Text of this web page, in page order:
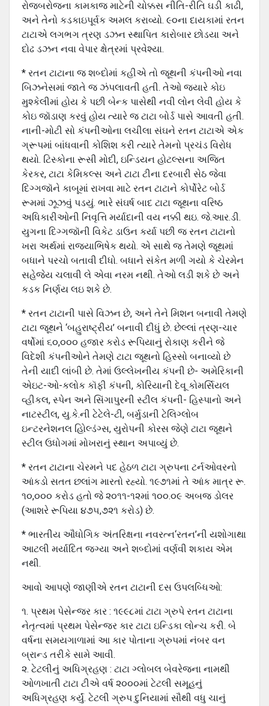
રોજબરોજના કામકાજ માટેની ચોક્કસ નીતિ-રીતિ ઘડી કાઢી,
અને તેનો કડકાઇપૂર્વક અમલ કરાવ્યો. ૯૦ના દાયકામાં રતન
ટાટાએ લગભગ ત્રણ ડઝન સ્થાપિત કારોબાર છોડયા અને
દોઢ ડઝન નવા વેપાર ક્ષેત્રમાં પ્રવેશ્યા.
* રતન ટાટાના જ શબ્દોમાં કહીએ તો જૂથની કંપનીઓ નવા
બિઝનેસમાં જાતે જ ઝંપલાવતી હતી. તેઓ જયારે કોઇ
મુશ્કેલીમાં હોય કે પછી બેન્ક પાસેથી નવી લોન લેવી હોય કે
કોઇ જૉડાણ કરવું હોય ત્યારે જ ટાટા બોર્ડ પાસે આવતી હતી.
નાની-મોટી સો કંપનીઓના લચીલા સંઘને રતન ટાટાએ એક
ગ્રૂપમાં બાંધવાની કોશિશ કરી ત્યારે તેમનો પ્રચંડ વિરોધ
થયો. ટિસ્કોના રૂસી મોદી, ઇન્ડિયન હોટલ્સના અજિત
કેરકર, ટાટા કેમિકલ્સ અને ટાટા ટીના દરબારી સેઠ જેવા
દિગ્ગજૉને કાબૂમાં રાખવા માટે રતન ટાટાને કોર્પોરેટ બોર્ડ
રૂમમાં ઝૂઝવું પડયું. ભારે સંઘર્ષ બાદ ટાટા જૂથના વરિષ્ઠ
અધિકારીઓની નિવૃત્તિ મર્યાદાની વય નક્કી થઇ. જે.આર.ડી.
યુગના દિગ્ગજૉની વિકેટ ડાઉન કર્યા પછી જ રતન ટાટાનો
ખરા અર્થમાં રાજયાભિષેક થયો. એ સાથે જ તેમણે જૂથમાં
બધાને પરચો બતાવી દીધો. બધાને સંકેત મળી ગયો કે ચેરમેન
સહેજેય ચલાવી લે એવા નરમ નથી. તેઓ લડી શકે છે અને
કડક નિર્ણય લઇ શકે છે.
* રતન ટાટાની પાસે વિઝન છે, અને તેને મિશન બનાવી તેમણે
ટાટા જૂથને ‘બહુરાષ્ટ્રીય’ બનાવી દીધું છે. છેલ્લાં ત્રણ-ચાર
વર્ષોમાં ૬૦,૦૦૦ હજાર કરોડ રૂપિયાનું રોકાણ કરીને જે
વિદેશી કંપનીઓને તેમણે ટાટા જૂથનો હિસ્સો બનાવ્યો છે
તેની યાદી લાંબી છે. તેમાં ઉલ્લેખનીય કંપની છે- અમેરિકાની
એઇટ-ઓ-કલોક કૉફી કંપની, કોરિયાની દેવૂ કોમર્સિયલ
વ્હીકલ, સ્પેન અને સિંગાપુરની સ્ટીલ કંપની- હિસ્પાનો અને
નાટસ્ટીલ, યુ.કે.ની ટેટેલે-ટી, બર્મુડાની ટેલિગ્લોબ
ઇન્ટરનેશનલ હોિલ્ડંગ્સ, યુરોપની કોરસ જેણે ટાટા જૂથને
સ્ટીલ ઉધોગમાં મોખરાનું સ્થાન અપાવ્યું છે.
* રતન ટાટાના ચેરમને પદ હેઠળ ટાટા ગ્રુપના ટર્નઓવરનો
આંકડો સતત છલાંગ મારતો રહ્યો. ૧૯૭૧માં તે આંક માત્ર રૂ.
૧૦,૦૦૦ કરોડ હતો જે ૨૦૧૧-૧૨માં ૧૦૦.૦૯ અબજ ડોલર
(આશરે રૂપિયા ૪૭૫,૭૨૧ કરોડ) છે.
* ભારતીય ઔધોગિક અંતરિક્ષના નવરત્ન‘રતન’ની યશોગાથા
આટલી મર્યાદિત જગ્યા અને શબ્દોમાં વર્ણવી શકાય એમ
નથી.
આવો આપણે જાણીએ રતન ટાટાની દસ ઉપલબ્ધિઓ:
૧. પ્રથમ પેસેન્જર કાર : ૧૯૯૮માં ટાટા ગ્રુપે રતન ટાટાના
નેતૃત્વમાં પ્રથમ પેસેન્જર કાર ટાટા ઇન્ડિકા લોન્ચ કરી. બે
વર્ષના સમયગાળામાં આ કાર પોતાના ગ્રુપમાં નંબર વન
બ્રાન્ડ તરીકે સામે આવી.
૨. ટેટલીનું અધિગ્રહણ : ટાટા ગ્લોબલ બેવરેજના નામથી
ઓળખાતી ટાટા ટીએ વર્ષ ૨૦૦૦માં ટેટલી સમૂહનું
અધિગ્રહણ કર્યું. ટેટલી ગ્રુપ દુનિયામાં સૌથી વધુ ચાનું